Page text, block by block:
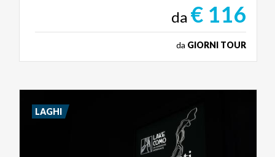
da € 116
da GIORNI TOUR
LAGHI